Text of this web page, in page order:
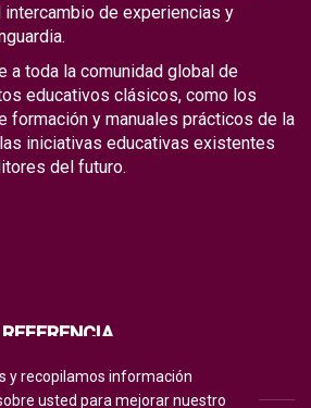
de experiencias y
a toda la comunidad global de
educativos clásicos, como los
formación y manuales prácticos de la
iniciativas educativas existentes
del futuro.
y recopilamos información
usted para mejorar nuestro